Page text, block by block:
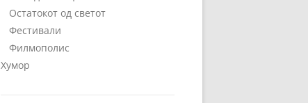
Остатокот од светот
Фестивали
Филмополис
Хумор